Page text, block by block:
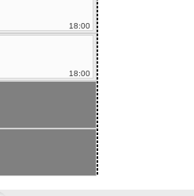
18:00
18:00